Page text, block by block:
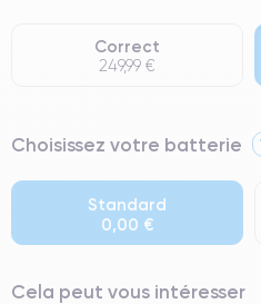
Correct
249,99 €
⭐ Premium
● Batterie : usage intensif.
● Seuls 5% de nos téléphones ont
Choisissez votre batterie
Standard
0,00 €
Cela peut vous intéresser